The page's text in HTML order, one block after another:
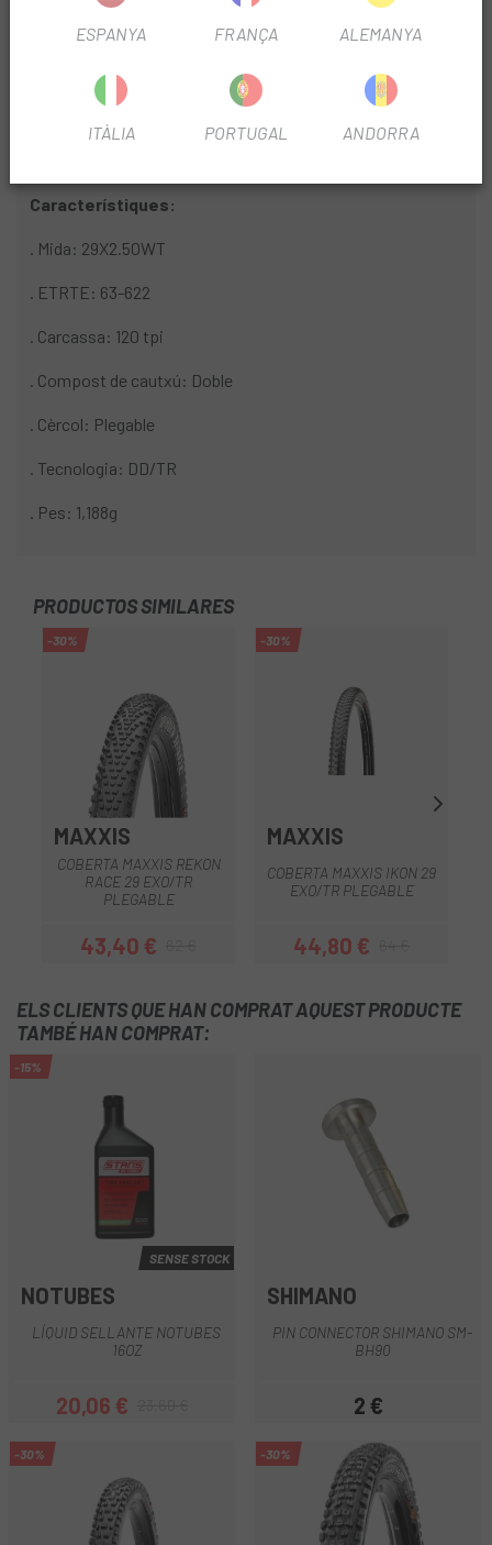
funcionar a pressions inferiors millorant la tracció; menor
resistència al rodolament comparat amb un pneumàtic
pneumàtics Maxxis Tubeless Ready (TR) proporcionen els
Característiques:
. Mida: 29X2.50WT
. ETRTE: 63-622
. Carcassa: 120 tpi
. Compost de cautxú: Doble
. Cèrcol: Plegable
. Tecnologia: DD/TR
. Pes: 1,188g
PRODUCTOS SIMILARES
-30%
MAXXIS
COBERTA MAXXIS REKON
RACE 29 EXO/TR
PLEGABLE
Preu
43,40 €Preu regular
-30%
MAXXIS
COBERTA MAXXIS IKON 29
EXO/TR PLEGABLE
Preu
44,80 €Preu regular
ELS CLIENTS QUE HAN COMPRAT AQUEST PRODUCTE
TAMBÉ HAN COMPRAT:
-15%
SENSE STOCK
NOTUBES
LÍQUID SELLANTE NOTUBES
16OZ
Preu
20,06 €Preu regular
SHIMANO
PIN CONNECTOR SHIMANO SM-
BH90
Preu
2 €
-30% -30%
ESPANYA FRANÇA ALEMANYA
ITÀLIA PORTUGAL ANDORRA